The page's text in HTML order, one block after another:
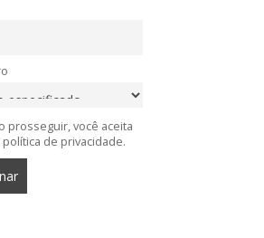
prosseguir, você aceita
de privacidade.